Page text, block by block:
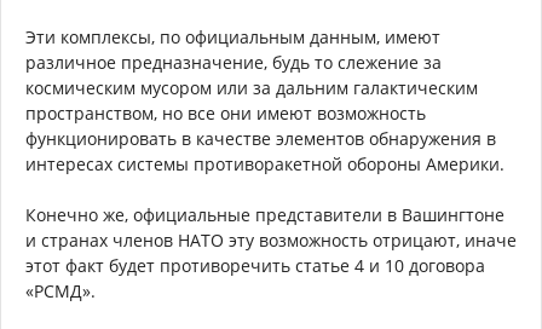
Эти комплексы, по официальным данным, имеют
различное предназначение, будь то слежение за
космическим мусором или за дальним галактическим
пространством, но все они имеют возможность
функционировать в качестве элементов обнаружения в
интересах системы противоракетной обороны Америки.
Конечно же, официальные представители в Вашингтоне
и странах членов НАТО эту возможность отрицают, иначе
этот факт будет противоречить статье 4 и 10 договора
«РСМД».